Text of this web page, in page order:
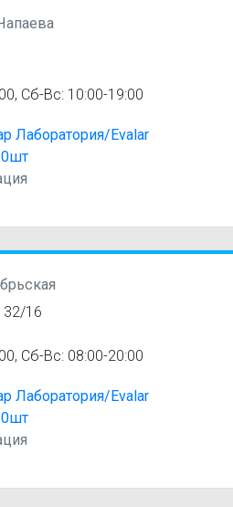
Сб-Вс: 10:00-19:00
Лаборатория/Evalar
32/16
Сб-Вс: 08:00-20:00
Лаборатория/Evalar